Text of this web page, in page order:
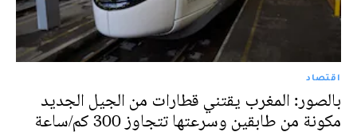
اقتصاد
بالصور: المغرب يقتني قطارات من الجيل الجديد
مكونة من طابقين وسرعتها تتجاوز 300 كم/ساعة